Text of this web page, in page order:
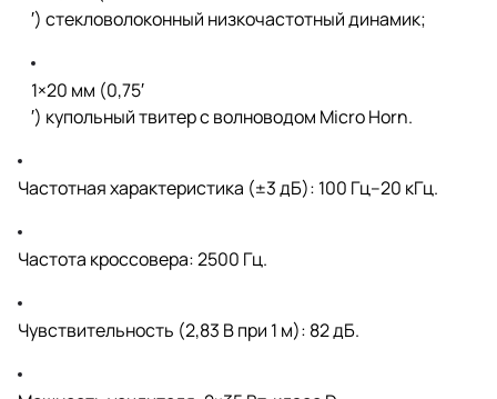
′) стекловолоконный низкочастотный динамик;
1×20 мм (0,75′
′) купольный твитер с волноводом Micro Horn.
Частотная характеристика (±3 дБ): 100 Гц–20 кГц.
Частота кроссовера: 2500 Гц.
Чувствительность (2,83 В при 1 м): 82 дБ.